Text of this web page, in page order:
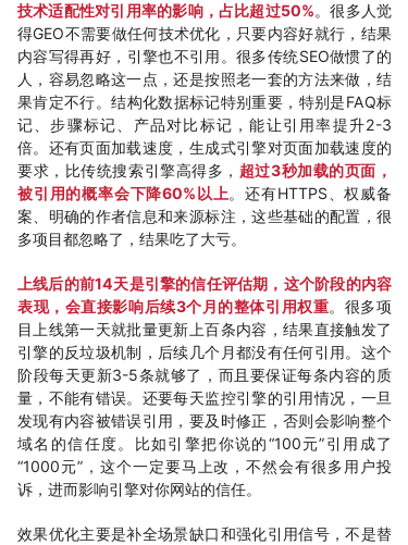
技术适配性对引用率的影响，占比超过50%。很多人觉
得GEO不需要做任何技术优化，只要内容好就行，结果
内容写得再好，引擎也不引用。很多传统SEO做惯了的
人，容易忽略这一点，还是按照老一套的方法来做，结
果肯定不行。结构化数据标记特别重要，特别是FAQ标
记、步骤标记、产品对比标记，能让引用率提升2-3
倍。还有页面加载速度，生成式引擎对页面加载速度的
要求，比传统搜索引擎高得多， 超过3秒加载的页面，
被引用的概率会下降60%以上。还有HTTPS、权威备
案、明确的作者信息和来源标注，这些基础的配置，很
多项目都忽略了，结果吃了大亏。
上线后的前14天是引擎的信任评估期，这个阶段的内容
表现，会直接影响后续3个月的整体引用权重。很多项
目上线第一天就批量更新上百条内容，结果直接触发了
引擎的反垃圾机制，后续几个月都没有任何引用。这个
阶段每天更新3-5条就够了，而且要保证每条内容的质
量，不能有错误。还要每天监控引擎的引用情况，一旦
发现有内容被错误引用，要及时修正，否则会影响整个
域名的信任度。比如引擎把你说的“100元”引用成了
“1000元”，这个一定要马上改，不然会有很多用户投
诉，进而影响引擎对你网站的信任。
效果优化主要是补全场景缺口和强化引用信号，不是替